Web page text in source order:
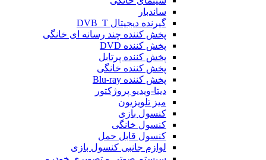
ساندبار
گیرنده دیجیتال DVB_T
پخش کننده چند رسانه ای خانگی
پخش کننده DVD
پخش کننده پرتابل
پخش کننده خانگی
پخش کننده Blu-ray
دیتا-ویدیو پروژکتور
میز تلویزیون
کنسول بازی
کنسول خانگی
کنسول قابل حمل
لوازم جانبی کنسول بازی